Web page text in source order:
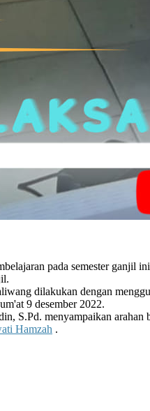
pada semester ganjil
dilakukan dengan
9 desember 2022.
S.Pd. menyampaikan
Hamzah .